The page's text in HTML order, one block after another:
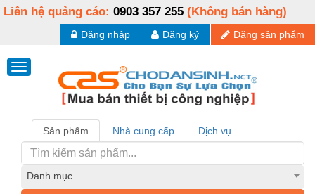
Liên hệ quảng cáo: 0903 357 255 (Không bán hàng)
Đăng sản phẩm
Đăng ký
Đăng nhập
Sản phẩm Nhà cung cấp Dịch vụ
Danh mục